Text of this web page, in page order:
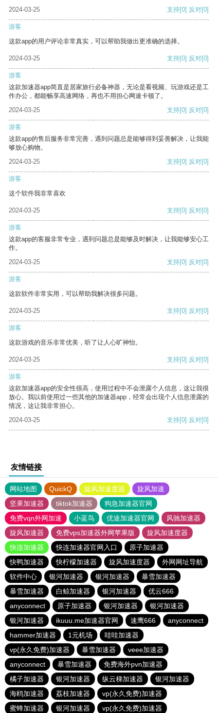
2024-03-25
支持[0] 反对[0]
游客
这款app的用户评论非常真实，可以帮助我做出更准确的选择。
2024-03-25 支持[0] 反对[0]
游客
这款加速器app简直是居家旅行必备神器，无论是看视频、玩游戏还是工
作办公，都能畅享高速网络，再也不用担心网速卡顿了。
2024-03-25
支持[0] 反对[0]
游客
这款app的售后服务非常完善，遇到问题总是能够得到妥善解决，让我能
够放心购物。
2024-03-25
支持[0] 反对[0]
游客
这个软件我非常喜欢
2024-03-25 支持[0] 反对[0]
游客
这款app的客服非常专业，遇到问题总是能够及时解决，让我能够安心工
作。
2024-03-25
支持[0] 反对[0]
游客
这款软件非常实用，可以帮助我解决很多问题。
2024-03-25 支持[0] 反对[0]
游客
这款游戏的音乐非常优美，听了让人心旷神怡。
2024-03-25 支持[0] 反对[0]
游客
这款加速器app的安全性很高，使用过程中不会泄露个人信息，这让我很
放心。我以前使用过一些其他的加速器app，经常会出现个人信息泄露的
情况，这让我非常担心。
2024-03-25
支持[0] 反对[0]
友情链接
网站地图 QuickQ 旋风加速度器
旋风加速
坚果加速器
tiktok加速器
狗急加速器官网
免费vqn外网加速
小蓝鸟 优途加速器官网
风驰加速器
旋风加速器
免费vps加速器外网苹果版
旋风加速度器
快连加速器
快连加速器官网入口
原子加速器
快鸭加速器
快柠檬加速器 旋风加速度器
外网网址导航
软件中心
银河加速器 银河加速器
暴雪加速器
暴雪加速器
白鲸加速器 银河加速器
优云666
anyconnect
原子加速器 银河加速器
银河加速器
银河加速器
ikuuu.me加速器官网 速鹰666
anyconnect
hammer加速器
1元机场
哇哇加速器
vp(永久免费)加速器
暴雪加速器
veee加速器
anyconnect
暴雪加速器
免费海外pvn加速器
橘子加速器
银河加速器 纵云梯加速器
银河加速器
海鸥加速器
荔枝加速器
vp(永久免费)加速器
蜜蜂加速器
银河加速器 vp(永久免费)加速器